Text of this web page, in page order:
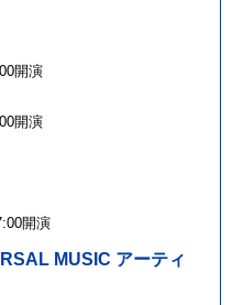
開演
開演
開演
MUSIC アーティ